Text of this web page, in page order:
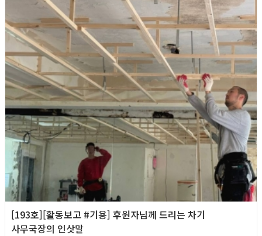
[193호][활동보고 #기용] 후원자님께 드리는 차기
사무국장의 인삿말